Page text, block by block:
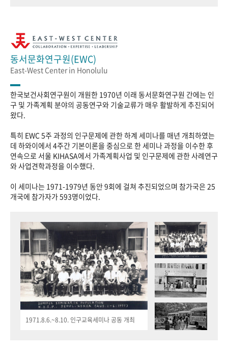
동서문화연구원(EWC)
East-West Center in Honolulu
한국보건사회연구원이 개원한 1970년 이래 동서문화연구원 간에는 인
구 및 가족계획 분야의 공동연구와 기술교류가 매우 활발하게 추진되어
왔다.
특히 EWC 5주 과정의 인구문제에 관한 하계 세미나를 매년 개최하였는
데 하와이에서 4주간 기본이론을 중심으로 한 세미나 과정을 이수한 후
연속으로 서울 KIHASA에서 가족계획사업 및 인구문제에 관한 사례연구
와 사업견학과정을 이수했다.
이 세미나는 1971-1979년 동안 9회에 걸쳐 추진되었으며 참가국은 25
개국에 참가자가 593명이었다.
1971.8.6.~8.10. 인구교육세미나 공동 개최